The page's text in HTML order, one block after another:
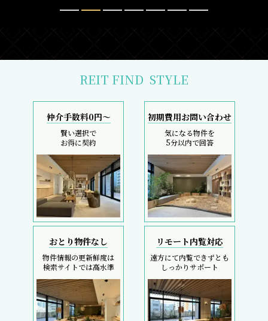
REIT FIND STYLE
仲介手数料0円～
賢い選択で
お得に契約
初期費用お問い合わせ
気になる物件を
5分以内で回答
おとり物件なし
物件情報の更新鮮度は
検索サイトでは高水準
リモート内覧対応
遠方にて内覧できずとも
しっかりサポート